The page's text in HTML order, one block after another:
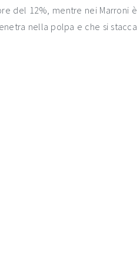
del 12%, mentre nei Marroni è
nella polpa e che si stacca